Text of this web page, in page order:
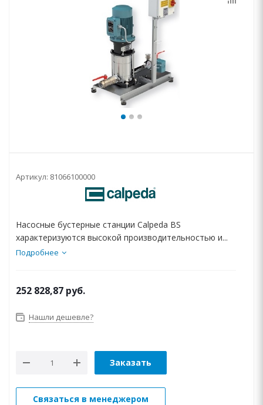
Артикул: 81066100000
Насосные бустерные станции Calpeda BS
характеризуются высокой производительностью и...
Подробнее
252 828,87 руб.
Нашли дешевле?
Заказать
Связаться в менеджером